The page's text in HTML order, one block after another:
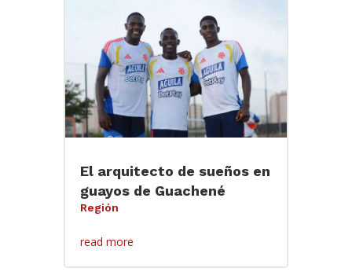
El arquitecto de sueños en
guayos de Guachené
Región
read more